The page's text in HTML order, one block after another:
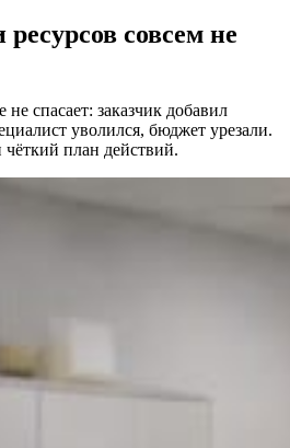
совсем не
спасает: заказчик добавил
уволился, бюджет урезали.
план действий.